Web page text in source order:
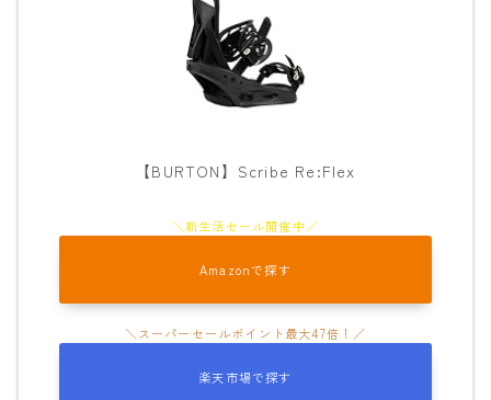
MOSS
【BURTON】Scribe Re:Flex
Amazonで探す
楽天市場で探す